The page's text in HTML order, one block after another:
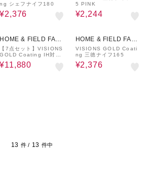
ng シェフナイフ180
¥2,376
5 PINK
¥2,244
HOME & FIELD FACT
ORY STORE
【7点セット】VISIONS
GOLD Coating IH対応
クックウェア7pcsセット
¥11,880
HOME & FIELD FACT
ORY STORE
VISIONS GOLD Coati
ng 三徳ナイフ165
¥2,376
13 件 / 13 件中